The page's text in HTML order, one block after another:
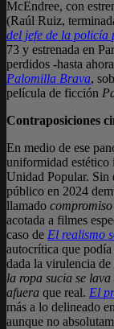
McEndree, con
(Raúl Ruiz,
del jefe de la policía
73 y estrenada en
perdidos -hasta
Palomilla Brava,
película de ficción
Contraposiciones
En medio de ese
uniformidad estético
Unidad Popular. Sin
público en 2024
llamado compromiso
acotada a filmes
caso de El realismo
autocrítica que
dada la virulencia
la ropa sucia se lava
afuera que real. El
más a lo delineado
aunque no